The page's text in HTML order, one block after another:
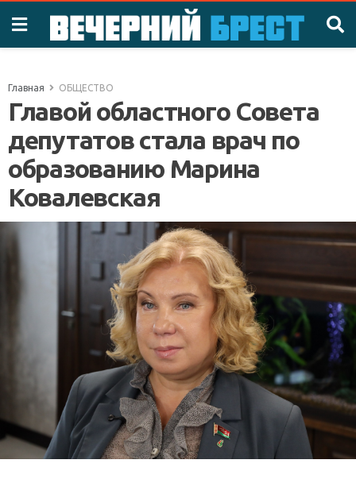
Главная ОБЩЕСТВО
Главой областного Совета
депутатов стала врач по
образованию Марина
Ковалевская